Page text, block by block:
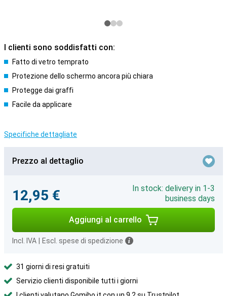
I clienti sono soddisfatti con:
Fatto di vetro temprato
Protezione dello schermo ancora più chiara
Protegge dai graffi
Facile da applicare
Specifiche dettagliate
Prezzo al dettaglio
12,95 €
In stock: delivery in 1-3
business days
Aggiungi al carrello
Incl. IVA Escl. spese di spedizione
31 giorni di resi gratuiti
Servizio clienti disponibile tutti i giorni